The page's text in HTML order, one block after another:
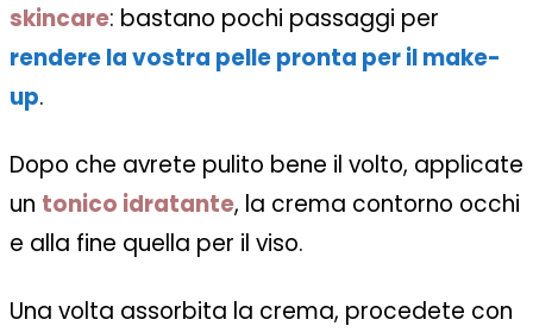
skincare: bastano pochi passaggi per
rendere la vostra pelle pronta per il make-
up.
Dopo che avrete pulito bene il volto, applicate
un tonico idratante, la crema contorno occhi
e alla fine quella per il viso.
Una volta assorbita la crema, procedete con